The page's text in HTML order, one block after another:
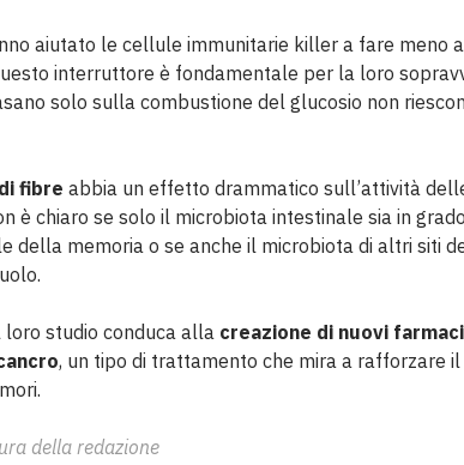
aiutato le cellule immunitarie killer a fare meno
interruttore è fondamentale per la loro
solo sulla combustione del glucosio non
fibre abbia un effetto drammatico sull’attività
è chiaro se solo il microbiota intestinale sia in
della memoria o se anche il microbiota di altri siti
studio conduca alla creazione di nuovi
, un tipo di trattamento che mira a rafforzare
della redazione